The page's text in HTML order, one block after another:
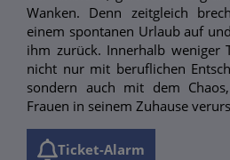
Wanken. Denn zeitgleich
einem spontanen Urlaub auf
ihm zurück. Innerhalb weniger
nicht nur mit beruflichen
sondern auch mit dem
Frauen in seinem Zuhause
Ticket-Alarm